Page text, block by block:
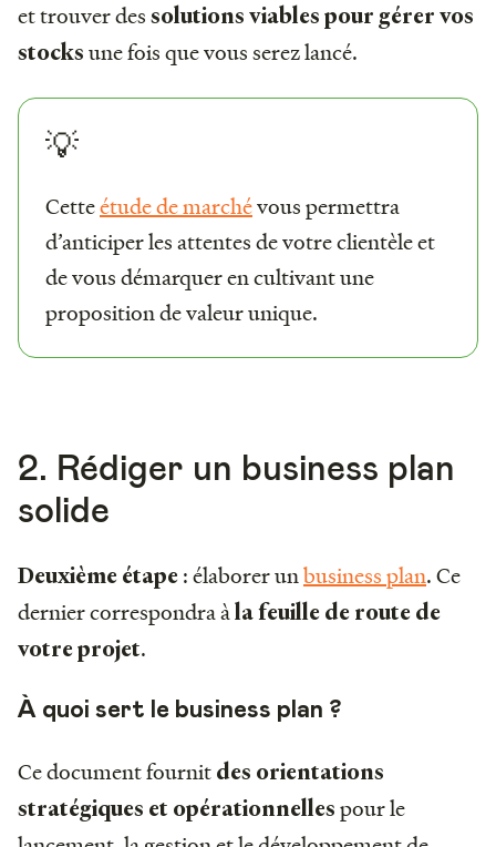
et trouver des solutions viables pour gérer vos
stocks une fois que vous serez lancé.
💡
Cetteétude de marchévous permettra
d’anticiper les attentes de votre clientèle et
de vous démarquer en cultivant une
proposition de valeur unique.
2. Rédiger un business plan
solide
Deuxième étape : élaborer unbusiness plan. Ce
dernier correspondra àla feuille de route de
votre projet.
À quoi sert le business plan ?
Ce document fournit des orientations
stratégiques et opérationnelles pour le